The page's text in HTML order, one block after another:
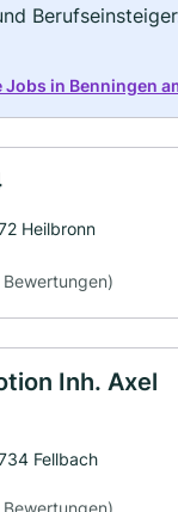
Jobs in Benningen
Heilbronn
Bewertungen)
Inh. Axel
Fellbach
Bewertungen)